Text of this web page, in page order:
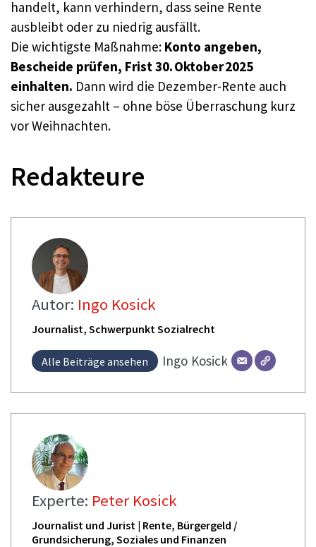
handelt, kann verhindern, dass seine Rente
ausbleibt oder zu niedrig ausfällt.
Die wichtigste Maßnahme: Konto angeben,
Bescheide prüfen, Frist 30. Oktober 2025
einhalten. Dann wird die Dezember-Rente auch
sicher ausgezahlt – ohne böse Überraschung kurz
vor Weihnachten.
Redakteure
Autor: Ingo Kosick
Journalist, Schwerpunkt Sozialrecht
Alle Beiträge ansehen Ingo Kosick
Experte: Peter Kosick
Journalist und Jurist | Rente, Bürgergeld /
Grundsicherung, Soziales und Finanzen